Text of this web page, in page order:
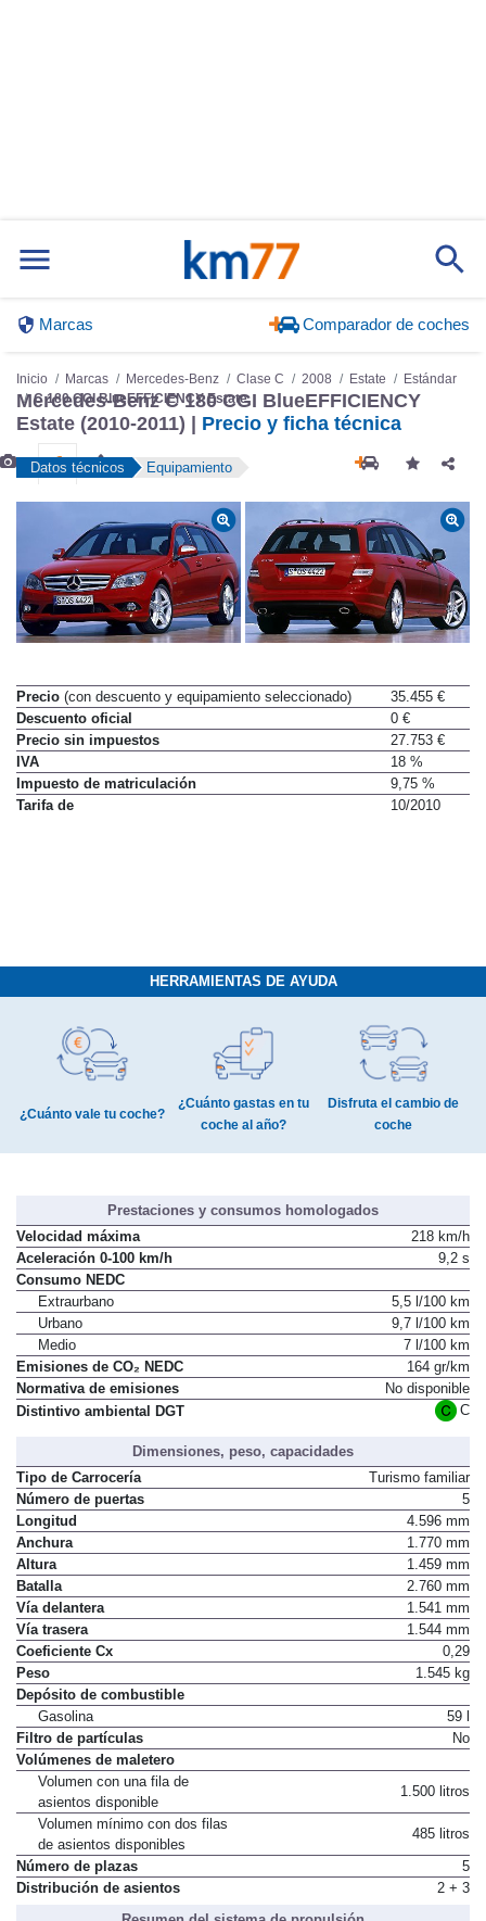
Marcas Comparador de coches
Inicio Marcas Mercedes-Benz Clase C 2008 Estate
Estándar
C 180 CGI BlueEFFICIENCY Estate
Mercedes-Benz C 180 CGI BlueEFFICIENCY
Estate (2010-2011) | Precio y ficha técnica
Datos técnicos Equipamiento
Precio (con descuento y equipamiento seleccionado)
35.455 €
Descuento oficial
0 €
Precio sin impuestos
27.753 €
IVA
18 %
Impuesto de matriculación
9,75 %
Tarifa de
10/2010
HERRAMIENTAS DE AYUDA
¿Cuánto vale tu coche?
¿Cuánto gastas en tu
coche al año?
Disfruta el cambio de
coche
Prestaciones y consumos homologados
Velocidad máxima
218 km/h
Aceleración 0-100 km/h
9,2 s
Consumo NEDC
Extraurbano
5,5 l/100 km
Urbano
9,7 l/100 km
Medio
7 l/100 km
Emisiones de CO₂ NEDC
164 gr/km
Normativa de emisiones
No disponible
Distintivo ambiental DGT
C
Dimensiones, peso, capacidades
Tipo de Carrocería
Turismo familiar
Número de puertas
5
Longitud
4.596 mm
Anchura
1.770 mm
Altura
1.459 mm
Batalla
2.760 mm
Vía delantera
1.541 mm
Vía trasera
1.544 mm
Coeficiente Cx
0,29
Peso
1.545 kg
Depósito de combustible
Gasolina
59 l
Filtro de partículas
No
Volúmenes de maletero
Volumen con una fila de
asientos disponible
1.500 litros
Volumen mínimo con dos filas
de asientos disponibles
485 litros
Número de plazas
5
Distribución de asientos
2 + 3